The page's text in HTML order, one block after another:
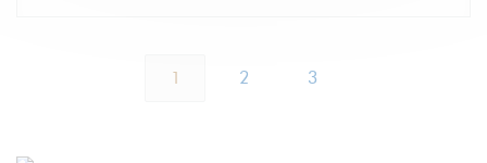
1 2 3